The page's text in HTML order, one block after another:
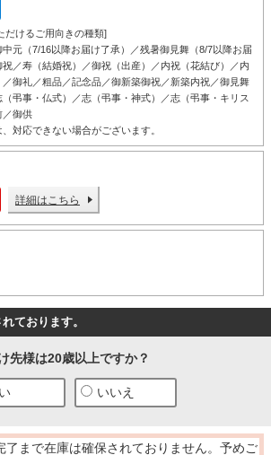
だけるご用向きの種類]
元（7/16以降お届け了承）／残暑御見舞（8/7以降お届
／寿（結婚祝）／御祝（出産）／内祝（花結び）／内
御礼／粗品／記念品／御新築御祝／新築内祝／御見舞
弔事・仏式）／志（弔事・神式）／志（弔事・キリス
／御供
対応できない場合がございます。
詳細はこちら
ております。
先様は20歳以上ですか？
いいえ
了まで在庫は確保されておりません。予めご